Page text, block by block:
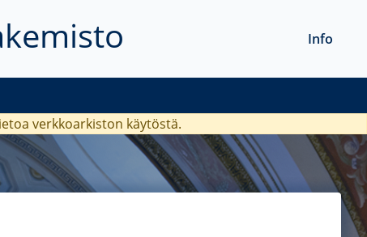
Info
verkkoarkiston käytöstä.